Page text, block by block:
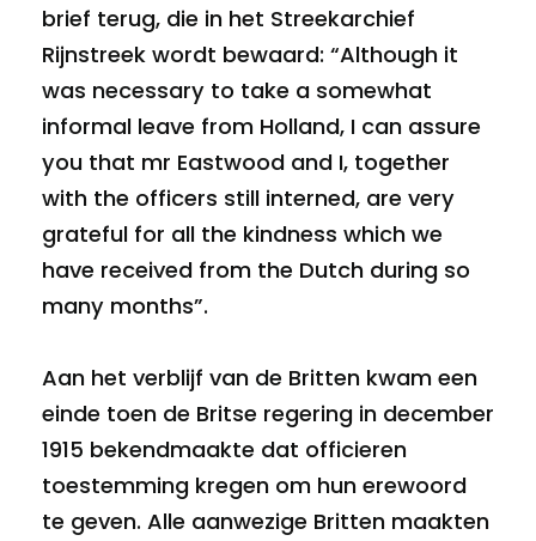
brief terug, die in het Streekarchief
Rijnstreek wordt bewaard: “Although it
was necessary to take a somewhat
informal leave from Holland, I can assure
you that mr Eastwood and I, together
with the officers still interned, are very
grateful for all the kindness which we
have received from the Dutch during so
many months”.
Aan het verblijf van de Britten kwam een
einde toen de Britse regering in december
1915 bekendmaakte dat officieren
toestemming kregen om hun erewoord
te geven. Alle aanwezige Britten maakten